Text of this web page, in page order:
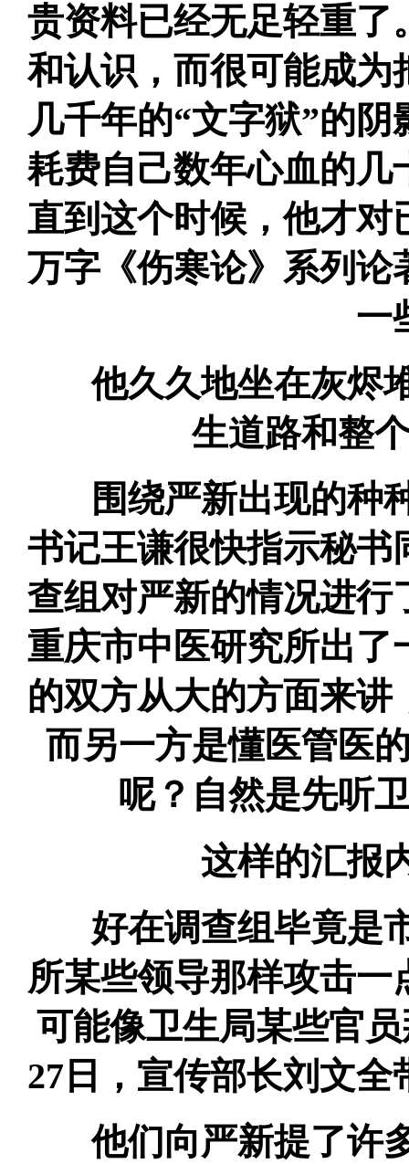
贵资料已经无足轻重了
和认识，而很可能成为
几千年的“文字狱”的
耗费自己数年心血的几
直到这个时候，他才对
万字《伤寒论》系列论
一
他久久地坐在灰烬
生道路和整
围绕严新出现的种
书记王谦很快指示秘书
查组对严新的情况进行
重庆市中医研究所出了
的双方从大的方面来
而另一方是懂医管医
呢？自然是先听
这样的汇报
好在调查组毕竟是
所某些领导那样攻击
可能像卫生局某些官
27日，宣传部长刘文
他们向严新提了许